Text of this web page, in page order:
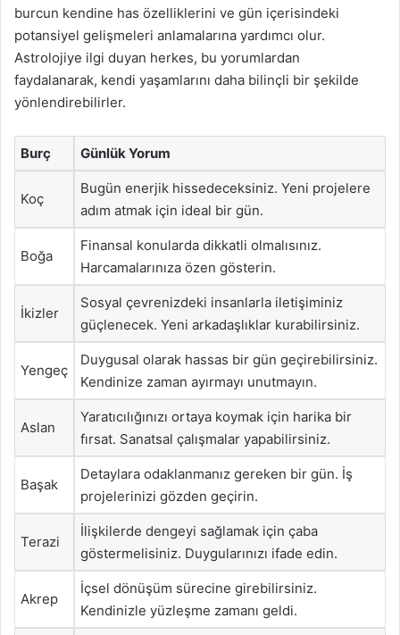
burcun kendine has özelliklerini ve gün içerisindeki
potansiyel gelişmeleri anlamalarına yardımcı olur.
Astrolojiye ilgi duyan herkes, bu yorumlardan
faydalanarak, kendi yaşamlarını daha bilinçli bir şekilde
yönlendirebilirler.
Burç Günlük Yorum
Koç
Bugün enerjik hissedeceksiniz. Yeni projelere
adım atmak için ideal bir gün.
Boğa
Finansal konularda dikkatli olmalısınız.
Harcamalarınıza özen gösterin.
İkizler
Sosyal çevrenizdeki insanlarla iletişiminiz
güçlenecek. Yeni arkadaşlıklar kurabilirsiniz.
Yengeç
Duygusal olarak hassas bir gün geçirebilirsiniz.
Kendinize zaman ayırmayı unutmayın.
Aslan
Yaratıcılığınızı ortaya koymak için harika bir
fırsat. Sanatsal çalışmalar yapabilirsiniz.
Başak
Detaylara odaklanmanız gereken bir gün. İş
projelerinizi gözden geçirin.
Terazi
İlişkilerde dengeyi sağlamak için çaba
göstermelisiniz. Duygularınızı ifade edin.
Akrep
İçsel dönüşüm sürecine girebilirsiniz.
Kendinizle yüzleşme zamanı geldi.